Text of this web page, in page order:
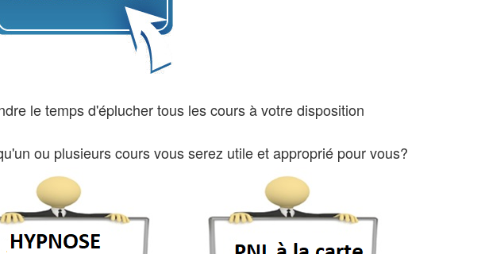
le temps d'éplucher tous les cours à votre disposition
ou plusieurs cours vous serez utile et approprié pour vous?